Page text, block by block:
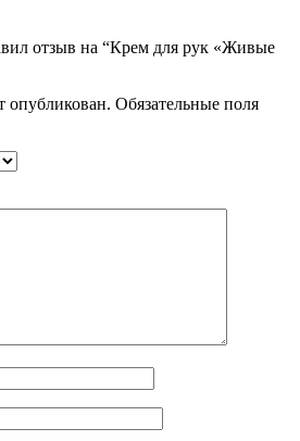
отзыв на “Крем для рук «Живые
опубликован. Обязательные поля